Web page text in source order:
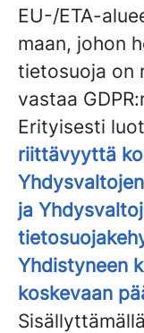
EU-/ETA-
maan, johon
tietosuoja on
vastaa
Erityisesti
riittävyyttä
ja
Yhdistyneen
koskevaan
Sisällyttämällä